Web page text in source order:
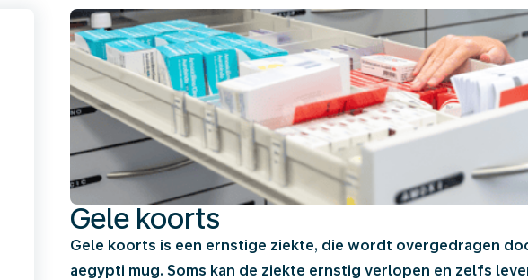
Gele koorts
Gele koorts is een ernstige ziekte, die wordt overgedragen
aegypti mug. Soms kan de ziekte ernstig verlopen en zelfs